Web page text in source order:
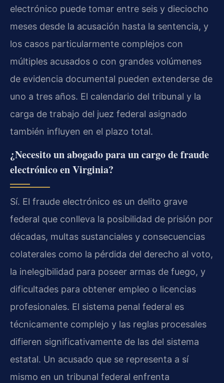
electrónico puede tomar entre seis y dieciocho
meses desde la acusación hasta la sentencia, y
los casos particularmente complejos con
múltiples acusados o con grandes volúmenes
de evidencia documental pueden extenderse de
uno a tres años. El calendario del tribunal y la
carga de trabajo del juez federal asignado
también influyen en el plazo total.
¿Necesito un abogado para un cargo de fraude
electrónico en Virginia?
Sí. El fraude electrónico es un delito grave
federal que conlleva la posibilidad de prisión por
décadas, multas sustanciales y consecuencias
colaterales como la pérdida del derecho al voto,
la inelegibilidad para poseer armas de fuego, y
dificultades para obtener empleo o licencias
profesionales. El sistema penal federal es
técnicamente complejo y las reglas procesales
difieren significativamente de las del sistema
estatal. Un acusado que se representa a sí
mismo en un tribunal federal enfrenta